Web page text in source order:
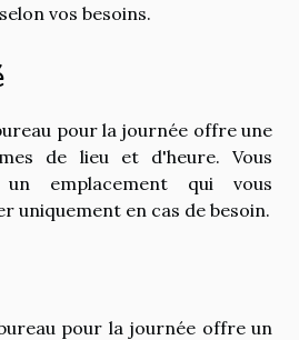
vos besoins.
pour la journée offre une
de lieu et d'heure. Vous
emplacement qui vous
uniquement en cas de besoin.
pour la journée offre un